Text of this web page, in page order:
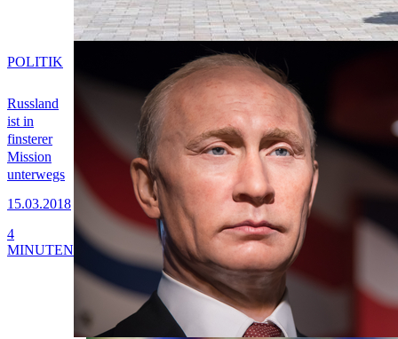
Russland
ist in
finsterer
Mission
unterwegs
15.03.2018
POLITIK
4
MINUTEN